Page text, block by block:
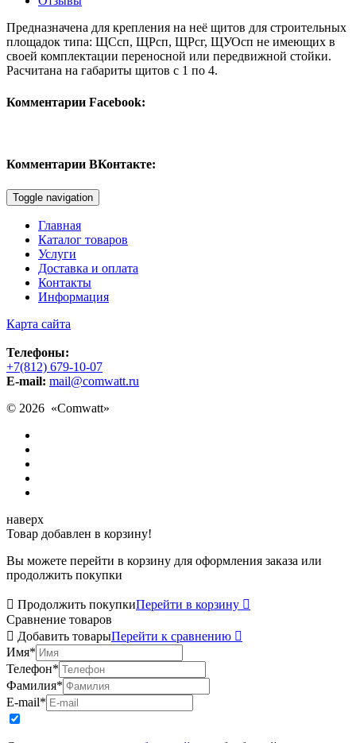
Предназначена для крепления на неё щитов для строительных
площадок типа: ЩСсп, ЩРсп, ЩРсг, ЩУОсп не имеющих в
своей комплектации переносной или передвижной стойки.
Расчитана на габариты щитов с 1 по 4.
Комментарии Facebook:
Комментарии ВКонтакте:
Toggle navigation
Главная
Каталог товаров
Услуги
Доставка и оплата
Контакты
Информация
Карта сайта
Телефоны:
+7(812) 679-10-07
E-mail: mail@comwatt.ru
© 2026 «Comwatt»
наверх
Товар добавлен в корзину!
Вы можете перейти в корзину для оформления заказа или
продолжить покупки
 Продолжить покупкиПерейти в корзину 
Сравнение товаров
 Добавить товарыПерейти к сравнению 
Имя*
Телефон*
Фамилия*
E-mail*